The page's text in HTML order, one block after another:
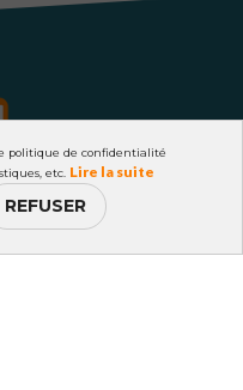
politique de confidentialité
etc. Lire la suite
REFUSER